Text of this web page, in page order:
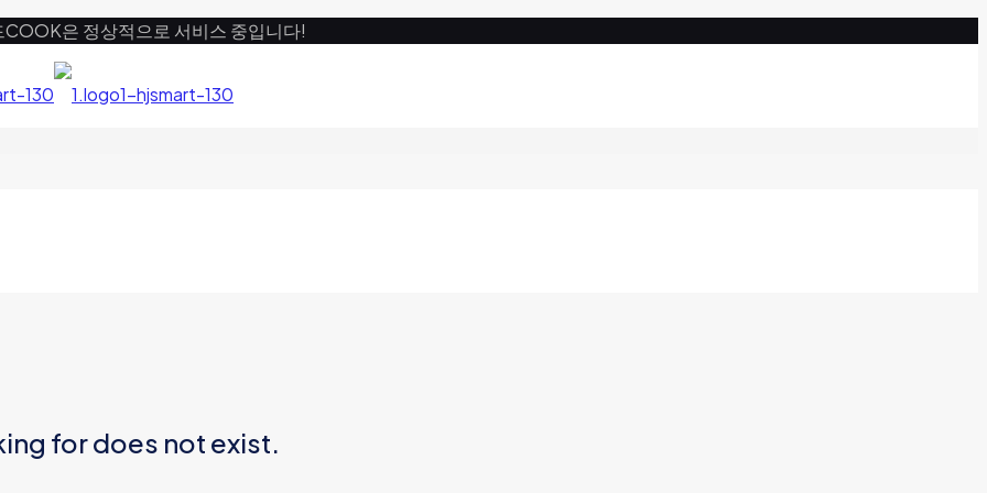
은 정상적으로 서비스 중입니다!
for does not exist.